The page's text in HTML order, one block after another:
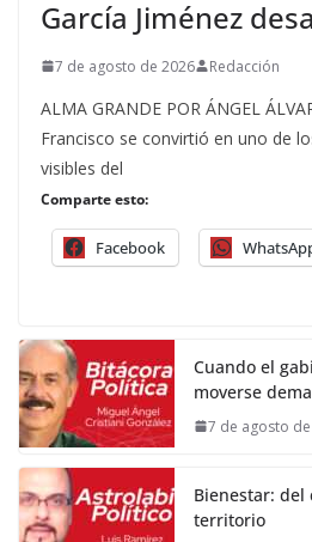
García Jiménez
7 de agosto de 2026 Redacción
ALMA GRANDE POR ÁNGEL
Francisco se convirtió en uno de
visibles del
Comparte esto:
Facebook
Cuando el
moverse
7 de agosto
Bienestar: del
territorio